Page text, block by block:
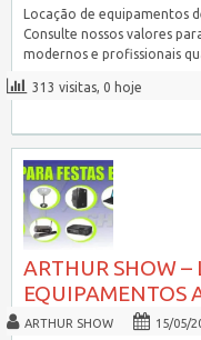
Locação de equipamentos
Consulte nossos valores
modernos e profissionais
313 visitas, 0 hoje
ARTHUR SHOW –
EQUIPAMENTOS
ARTHUR SHOW 15/05/